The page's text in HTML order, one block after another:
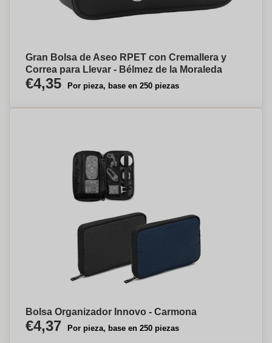
Gran Bolsa de Aseo RPET con Cremallera y
Correa para Llevar - Bélmez de la Moraleda
€4,35 Por pieza, base en 250 piezas
Bolsa Organizador Innovo - Carmona
€4,37 Por pieza, base en 250 piezas